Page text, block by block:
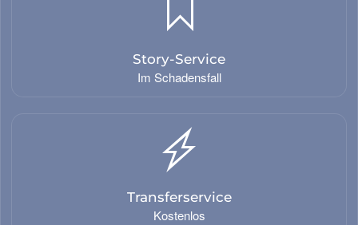
Story-Service
Im Schadensfall
Transferservice
Kostenlos